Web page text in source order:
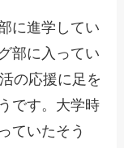
に進学してい
部に入ってい
の応援に足を
です。大学時
ていたそう